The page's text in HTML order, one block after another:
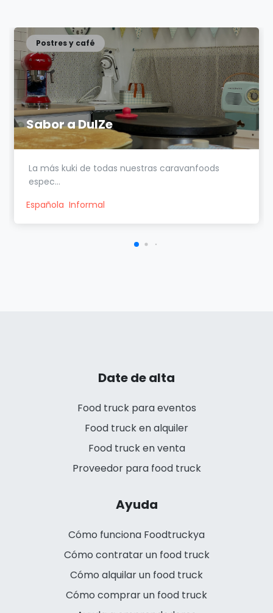
Sabor a DulZe
Postres y café
La más kuki de todas nuestras caravanfoods
espec...
Española Informal
Date de alta
Food truck para eventos
Food truck en alquiler
Food truck en venta
Proveedor para food truck
Ayuda
Cómo funciona Foodtruckya
Cómo contratar un food truck
Cómo alquilar un food truck
Cómo comprar un food truck